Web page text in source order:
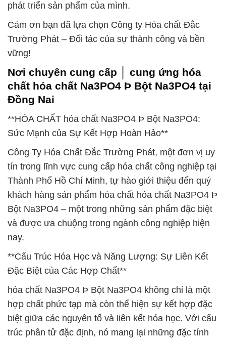
phát triển sản phẩm của mình.
Cảm ơn bạn đã lựa chọn Công ty Hóa chất Đắc
Trường Phát – Đối tác của sự thành công và bền
vững!
Nơi chuyên cung cấp │ cung ứng hóa
chất hóa chất Na3PO4 Þ Bột Na3PO4 tại
Đồng Nai
**HÓA CHẤT hóa chất Na3PO4 Þ Bột Na3PO4:
Sức Mạnh của Sự Kết Hợp Hoàn Hảo**
Công Ty Hóa Chất Đắc Trường Phát, một đơn vị uy
tín trong lĩnh vực cung cấp hóa chất công nghiệp tại
Thành Phố Hồ Chí Minh, tự hào giới thiệu đến quý
khách hàng sản phẩm hóa chất hóa chất Na3PO4 Þ
Bột Na3PO4 – một trong những sản phẩm đặc biệt
và được ưa chuộng trong ngành công nghiệp hiện
nay.
**Cấu Trúc Hóa Học và Năng Lượng: Sự Liên Kết
Đặc Biệt của Các Hợp Chất**
hóa chất Na3PO4 Þ Bột Na3PO4 không chỉ là một
hợp chất phức tạp mà còn thể hiện sự kết hợp đặc
biệt giữa các nguyên tố và liên kết hóa học. Với cấu
trúc phân tử đặc định, nó mang lại những đặc tính